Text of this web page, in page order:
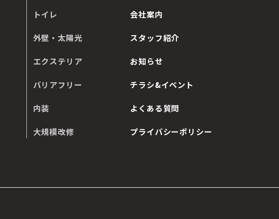
トイレ
外壁・太陽光
エクステリア
バリアフリー
内装
大規模改修
会社案内
スタッフ紹介
お知らせ
チラシ&イベント
よくある質問
プライバシーポリシー